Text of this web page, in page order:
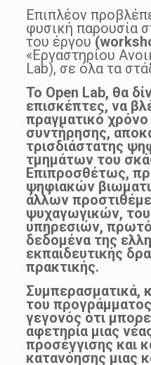
Επιπλέον
φυσική παρουσία
του έργου(
«Εργαστηρίου
Lab), σε όλα τα
Το Open Lab, θα
επισκέπτες, να
πραγματικό χρόνο
συντήρησης,
τρισδιάστατης
τμημάτων του
Επιπροσθέτως,
ψηφιακών
άλλων
ψυχαγωγικών,
υπηρεσιών,
δεδομένα της
εκπαιδευτικής
πρακτικής.
Συμπερασματικά,
του
γεγονός ότι
αφετηρία μιας
προσέγγισης και
κατανόησης μιας